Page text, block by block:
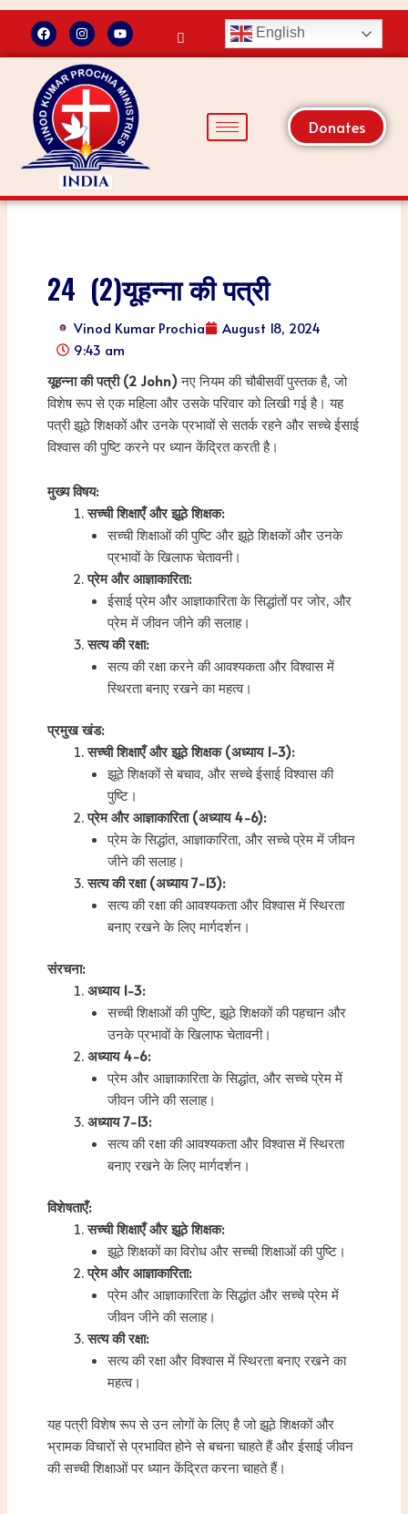
content
F
a
c
b
o
o
k
I
n
s
t
a
g
r
a
m
Y
o
u
u
b
e
English
Donates
24 (2)यूहन्ना की पत्री
Vinod Kumar Prochia
August 18, 2024
9:43 am
यूहन्ना की पत्री (2 John)नए नियम की चौबीसवीं पुस्तक है, जो
विशेष रूप से एक महिला और उसके परिवार को लिखी गई है। यह
पत्री झूठे शिक्षकों और उनके प्रभावों से सतर्क रहने और सच्चे ईसाई
विश्वास की पुष्टि करने पर ध्यान केंद्रित करती है।
मुख्य विषय:
सच्ची शिक्षाएँ और झूठे शिक्षक:
सच्ची शिक्षाओं की पुष्टि और झूठे शिक्षकों और उनके
प्रभावों के खिलाफ चेतावनी।
प्रेम और आज्ञाकारिता:
ईसाई प्रेम और आज्ञाकारिता के सिद्धांतों पर जोर, और
प्रेम में जीवन जीने की सलाह।
सत्य की रक्षा:
सत्य की रक्षा करने की आवश्यकता और विश्वास में
स्थिरता बनाए रखने का महत्व।
प्रमुख खंड:
सच्ची शिक्षाएँ और झूठे शिक्षक (अध्याय 1-3):
झूठे शिक्षकों से बचाव, और सच्चे ईसाई विश्वास की
पुष्टि।
प्रेम और आज्ञाकारिता (अध्याय 4-6):
प्रेम के सिद्धांत, आज्ञाकारिता, और सच्चे प्रेम में जीवन
जीने की सलाह।
सत्य की रक्षा (अध्याय 7-13):
सत्य की रक्षा की आवश्यकता और विश्वास में स्थिरता
बनाए रखने के लिए मार्गदर्शन।
संरचना:
अध्याय 1-3:
सच्ची शिक्षाओं की पुष्टि, झूठे शिक्षकों की पहचान और
उनके प्रभावों के खिलाफ चेतावनी।
अध्याय 4-6:
प्रेम और आज्ञाकारिता के सिद्धांत, और सच्चे प्रेम में
जीवन जीने की सलाह।
अध्याय 7-13:
सत्य की रक्षा की आवश्यकता और विश्वास में स्थिरता
बनाए रखने के लिए मार्गदर्शन।
विशेषताएँ:
सच्ची शिक्षाएँ और झूठे शिक्षक:
झूठे शिक्षकों का विरोध और सच्ची शिक्षाओं की पुष्टि।
प्रेम और आज्ञाकारिता:
प्रेम और आज्ञाकारिता के सिद्धांत और सच्चे प्रेम में
जीवन जीने की सलाह।
सत्य की रक्षा:
सत्य की रक्षा और विश्वास में स्थिरता बनाए रखने का
महत्व।
यह पत्री विशेष रूप से उन लोगों के लिए है जो झूठे शिक्षकों और
भ्रामक विचारों से प्रभावित होने से बचना चाहते हैं और ईसाई जीवन
की सच्ची शिक्षाओं पर ध्यान केंद्रित करना चाहते हैं।